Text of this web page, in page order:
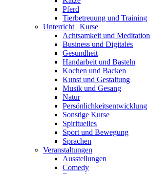
Pferd
Tierbetreuung und Training
Unterricht | Kurse
Achtsamkeit und Meditation
Business und Digitales
Gesundheit
Handarbeit und Basteln
Kochen und Backen
Kunst und Gestaltung
Musik und Gesang
Natur
Persönlichkeitsentwicklung
Sonstige Kurse
Spirituelles
Sport und Bewegung
Sprachen
Veranstaltungen
Ausstellungen
Comedy